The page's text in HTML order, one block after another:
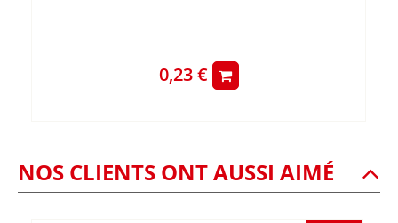
0,23 €
NOS CLIENTS ONT AUSSI AIMÉ